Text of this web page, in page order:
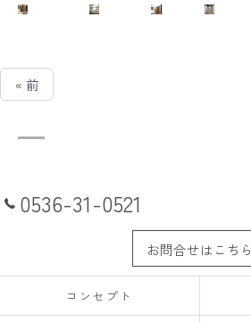
« 前
0536-31-0521
お問合せはこちら
コンセプト